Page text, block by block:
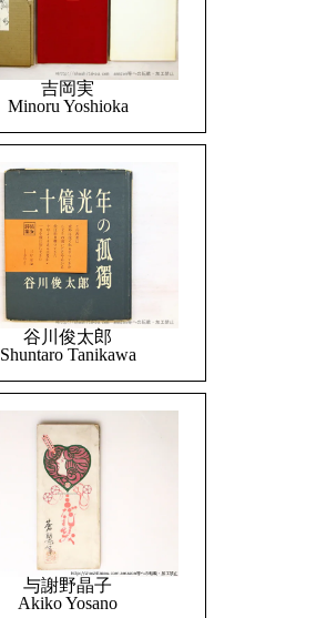
吉岡実
Minoru Yoshioka
谷川俊太郎
Shuntaro Tanikawa
与謝野晶子
Akiko Yosano